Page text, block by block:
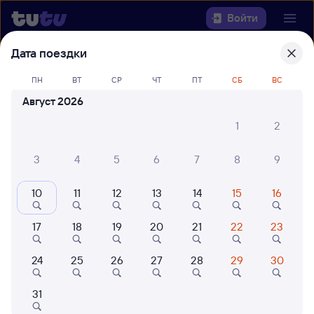
Войти
билеты Комсомольск-на-Амуре —
Верино
Куда
Когда
Кто едет
Дата поездки
ПН ВТ СР ЧТ ПТ СБ ВС
Август 2026
1
2
3 4 5 6 7 8 9
10 11 12 13 14 15 16
17 18 19 20 21 22 23
24 25 26 27 28 29 30
31